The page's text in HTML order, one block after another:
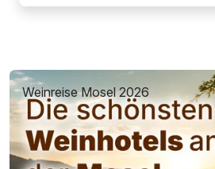
Weinreise Mosel 2026